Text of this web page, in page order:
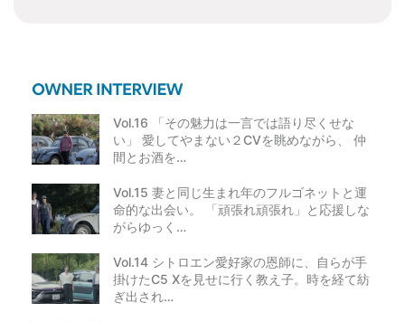
Vol.16 「その魅力は一言では語り尽くせな
い」 愛してやまない２CVを眺めながら、 仲
間とお酒を…
Vol.15 妻と同じ生まれ年のフルゴネットと運
命的な出会い。 「頑張れ頑張れ」と応援しな
がらゆっく…
Vol.14 シトロエン愛好家の恩師に、自らが手
掛けたC5 Xを見せに行く教え子。時を経て紡
ぎ出され…